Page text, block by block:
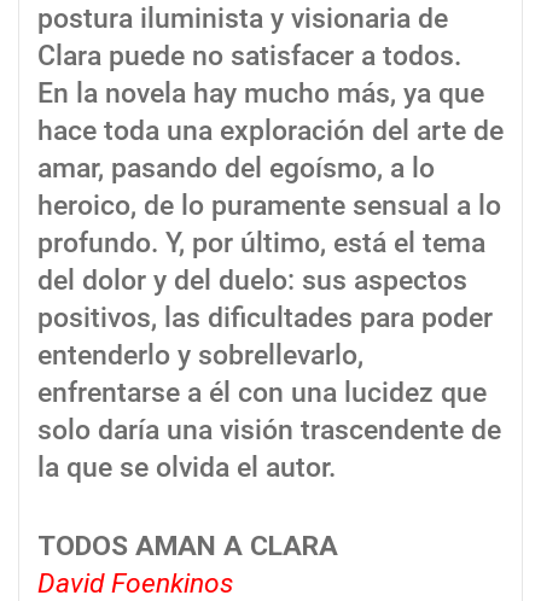
postura iluminista y visionaria de
Clara puede no satisfacer a todos.
En la novela hay mucho más, ya que
hace toda una exploración del arte de
amar, pasando del egoísmo, a lo
heroico, de lo puramente sensual a lo
profundo. Y, por último, está el tema
del dolor y del duelo: sus aspectos
positivos, las dificultades para poder
entenderlo y sobrellevarlo,
enfrentarse a él con una lucidez que
solo daría una visión trascendente de
la que se olvida el autor.
TODOS AMAN A CLARA
David Foenkinos